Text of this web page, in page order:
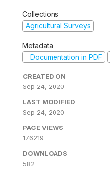
Collections
Agricultural Surveys
Metadata
Documentation in PDF
CREATED ON
Sep 24, 2020
LAST MODIFIED
Sep 24, 2020
PAGE VIEWS
176219
DOWNLOADS
582